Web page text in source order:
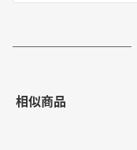
相似商品